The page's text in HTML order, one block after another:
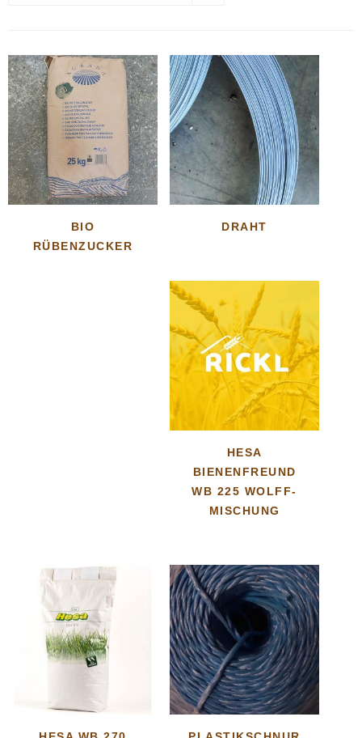
BIO
RÜBENZUCKER
DRAHT
HESA
BIENENFREUND
WB 225 WOLFF-
MISCHUNG